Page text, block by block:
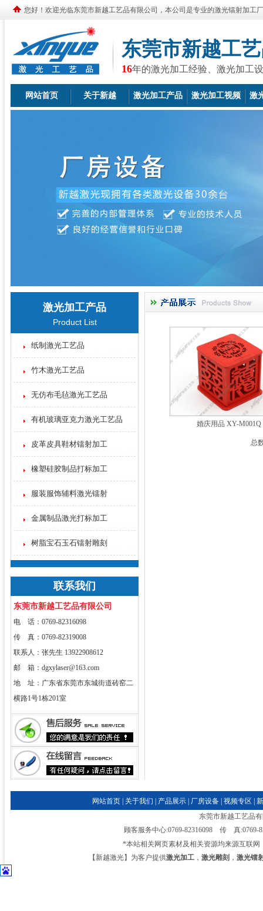
您好！欢迎光临东莞市新越工艺品有限公司，本公司是专业的激光镭射加工
东莞市新越工
16年的激光加工经验、激光加工
网站首页 关于新越 激光加工产品 激光加工视频 激
激光加工产品
Product List
纸制激光工艺品
竹木激光工艺品
无仿布毛毡激光工艺品
有机玻璃亚克力激光工艺品
皮革皮具鞋材镭射加工
橡塑硅胶制品打标加工
服装服饰辅料激光镭射
金属制品激光打标加工
树脂宝石玉石镭射雕刻
联系我们
东莞市新越工艺品有限公司
电 话：0769-82316098
传 真：0769-82319008
联系人：张先生 13922908612
邮 箱：dgxylaser@163.com
地 址：广东省东莞市东城街道砖窑二
横路1号1栋201室
婚庆用品 XY-M001Q
总
网站首页 关于我们 产品展示 厂房设备 视频专区
东莞市新越工艺品
顾客服务中心:0769-82316098 传 真:0769-
*本站相关网页素材及相关资源均来源互联
【新越激光】为客户提供激光加工 ， 激光雕刻 ， 激光镭